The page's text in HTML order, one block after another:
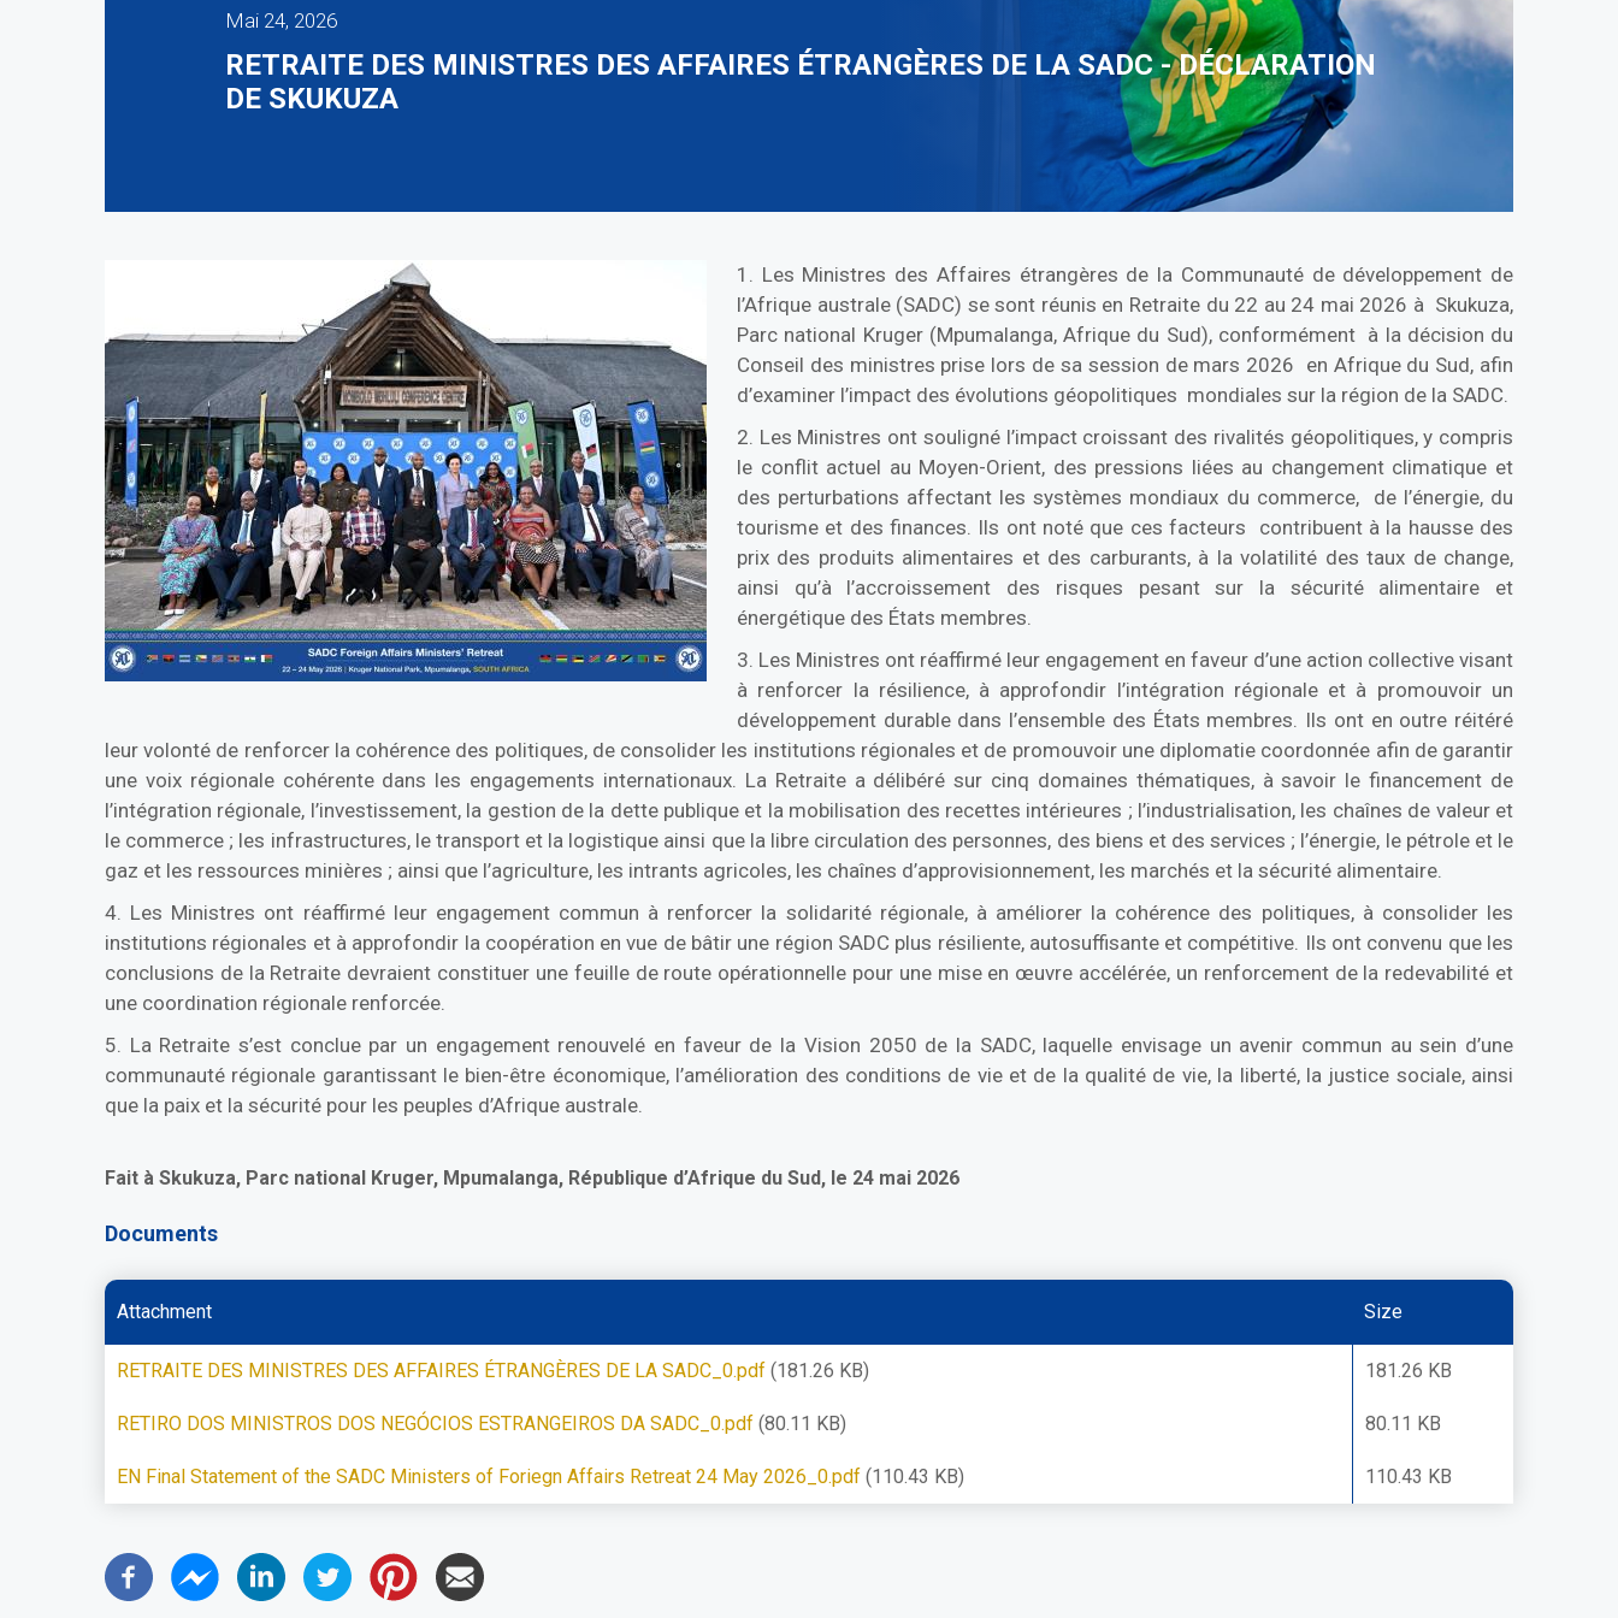
Mai 24, 2026
RETRAITE DES MINISTRES DES AFFAIRES ÉTRANGÈRES DE LA SADC - DÉCLARATION
DE SKUKUZA
1. Les Ministres des Affaires étrangères de la Communauté de développement de
l’Afrique australe (SADC) se sont réunis en Retraite du 22 au 24 mai 2026 à Skukuza,
Parc national Kruger (Mpumalanga, Afrique du Sud), conformément à la décision du
Conseil des ministres prise lors de sa session de mars 2026 en Afrique du Sud, afin
d’examiner l’impact des évolutions géopolitiques mondiales sur la région de la SADC.
2. Les Ministres ont souligné l’impact croissant des rivalités géopolitiques, y compris
le conflit actuel au Moyen-Orient, des pressions liées au changement climatique et
des perturbations affectant les systèmes mondiaux du commerce, de l’énergie, du
tourisme et des finances. Ils ont noté que ces facteurs contribuent à la hausse des
prix des produits alimentaires et des carburants, à la volatilité des taux de change,
ainsi qu’à l’accroissement des risques pesant sur la sécurité alimentaire et
énergétique des États membres.
3. Les Ministres ont réaffirmé leur engagement en faveur d’une action collective visant
à renforcer la résilience, à approfondir l’intégration régionale et à promouvoir un
développement durable dans l’ensemble des États membres. Ils ont en outre réitéré
leur volonté de renforcer la cohérence des politiques, de consolider les institutions régionales et de promouvoir une diplomatie coordonnée afin de garantir
une voix régionale cohérente dans les engagements internationaux. La Retraite a délibéré sur cinq domaines thématiques, à savoir le financement de
l’intégration régionale, l’investissement, la gestion de la dette publique et la mobilisation des recettes intérieures ; l’industrialisation, les chaînes de valeur et
le commerce ; les infrastructures, le transport et la logistique ainsi que la libre circulation des personnes, des biens et des services ; l’énergie, le pétrole et le
gaz et les ressources minières ; ainsi que l’agriculture, les intrants agricoles, les chaînes d’approvisionnement, les marchés et la sécurité alimentaire.
4. Les Ministres ont réaffirmé leur engagement commun à renforcer la solidarité régionale, à améliorer la cohérence des politiques, à consolider les
institutions régionales et à approfondir la coopération en vue de bâtir une région SADC plus résiliente, autosuffisante et compétitive. Ils ont convenu que les
conclusions de la Retraite devraient constituer une feuille de route opérationnelle pour une mise en œuvre accélérée, un renforcement de la redevabilité et
une coordination régionale renforcée.
5. La Retraite s’est conclue par un engagement renouvelé en faveur de la Vision 2050 de la SADC, laquelle envisage un avenir commun au sein d’une
communauté régionale garantissant le bien-être économique, l’amélioration des conditions de vie et de la qualité de vie, la liberté, la justice sociale, ainsi
que la paix et la sécurité pour les peuples d’Afrique australe.
Fait à Skukuza, Parc national Kruger, Mpumalanga, République d’Afrique du Sud, le 24 mai 2026
Documents
Attachment Size
RETRAITE DES MINISTRES DES AFFAIRES ÉTRANGÈRES DE LA SADC_0.pdf (181.26 KB) 181.26 KB
RETIRO DOS MINISTROS DOS NEGÓCIOS ESTRANGEIROS DA SADC_0.pdf (80.11 KB) 80.11 KB
EN Final Statement of the SADC Ministers of Foriegn Affairs Retreat 24 May 2026_0.pdf (110.43 KB) 110.43 KB